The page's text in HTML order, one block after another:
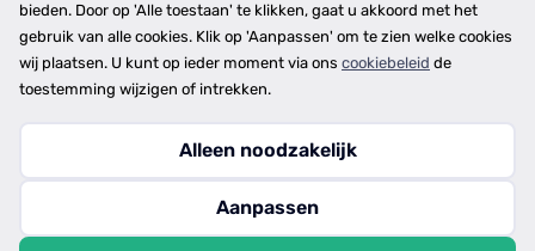
Overzichten
Plaatsen
Provincies
Copyright © 2026
privacy- en cookiebeleid
bieden. Door op 'Alle toestaan' te klikken, gaat u akkoord met het
gebruik van alle cookies. Klik op 'Aanpassen' om te zien welke cookies
wij plaatsen. U kunt op ieder moment via ons cookiebeleid de
toestemming wijzigen of intrekken.
Alleen noodzakelijk
Aanpassen